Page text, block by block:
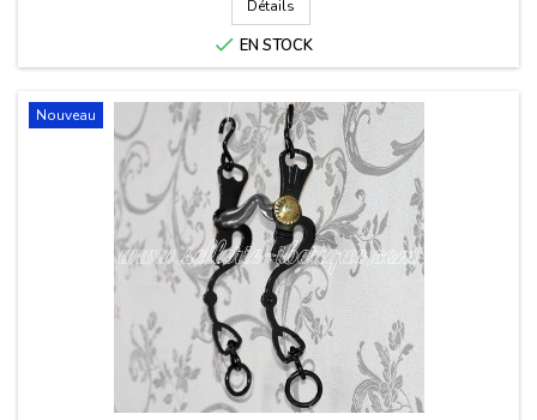
Détails
 EN STOCK
Nouveau